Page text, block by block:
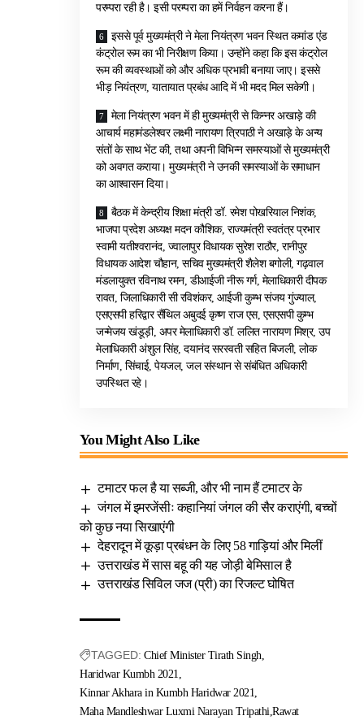
परम्परा रही है। इसी परम्परा का हमें निर्वहन करना हैं।
इससे पूर्व मुख्यमंत्री ने मेला नियंत्रण भवन स्थित कमांड एंड
कंट्रोल रूम का भी निरीक्षण किया। उन्होंने कहा कि इस कंट्रोल
रूम की व्यवस्थाओं को और अधिक प्रभावी बनाया जाए। इससे
भीड़ नियंत्रण, यातायात प्रबंध आदि में भी मदद मिल सकेगी।
मेला नियंत्रण भवन में ही मुख्यमंत्री से किन्नर अखाड़े की
आचार्य महामंडलेश्वर लक्ष्मी नारायण त्रिपाठी ने अखाड़े के अन्य
संतों के साथ भेंट की, तथा अपनी विभिन्न समस्याओं से मुख्यमंत्री
को अवगत कराया। मुख्यमंत्री ने उनकी समस्याओं के समाधान
का आश्वासन दिया।
बैठक में केन्द्रीय शिक्षा मंत्री डॉ. रमेश पोखरियाल निशंक,
भाजपा प्रदेश अध्यक्ष मदन कौशिक, राज्यमंत्री स्वतंत्र प्रभार
स्वामी यतीश्वरानंद, ज्वालापुर विधायक सुरेश राठौर, रानीपुर
विधायक आदेश चौहान, सचिव मुख्यमंत्री शैलेश बगोली, गढ़वाल
मंडलायुक्त रविनाथ रमन, डीआईजी नीरू गर्ग, मेलाधिकारी दीपक
रावत, जिलाधिकारी सी रविशंकर, आईजी कुम्भ संजय गुंज्याल,
एसएसपी हरिद्वार सैंथिल अबुदई कृष्ण राज एस, एसएसपी कुम्भ
जन्मेजय खंडूड़ी, अपर मेलाधिकारी डॉ. ललित नारायण मिश्र, उप
मेलाधिकारी अंशुल सिंह, दयानंद सरस्वती सहित बिजली, लोक
निर्माण, सिंचाई, पेयजल, जल संस्थान से संबंधित अधिकारी
उपस्थित रहे।
You Might Also Like
टमाटर फल है या सब्जी, और भी नाम हैं टमाटर के
जंगल में इमरजेंसीः कहानियां जंगल की सैर कराएंगी, बच्चों
को कुछ नया सिखाएंगी
देहरादून में कूड़ा प्रबंधन के लिए 58 गाड़ियां और मिलीं
उत्तराखंड में सास बहू की यह जोड़ी बेमिसाल है
उत्तराखंड सिविल जज (प्री) का रिजल्ट घोषित
TAGGED: Chief Minister Tirath Singh
Haridwar Kumbh 2021
Kinnar Akhara in Kumbh Haridwar 2021
Maha Mandleshwar Luxmi Narayan Tripathi Rawat